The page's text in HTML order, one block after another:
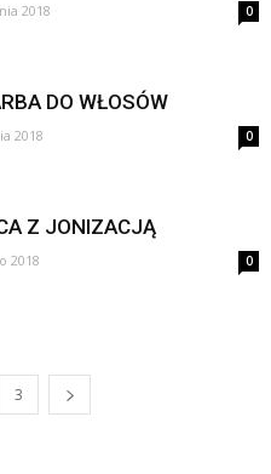
2018 0
DO WŁOSÓW
2018 0
Z JONIZACJĄ
2018 0
3